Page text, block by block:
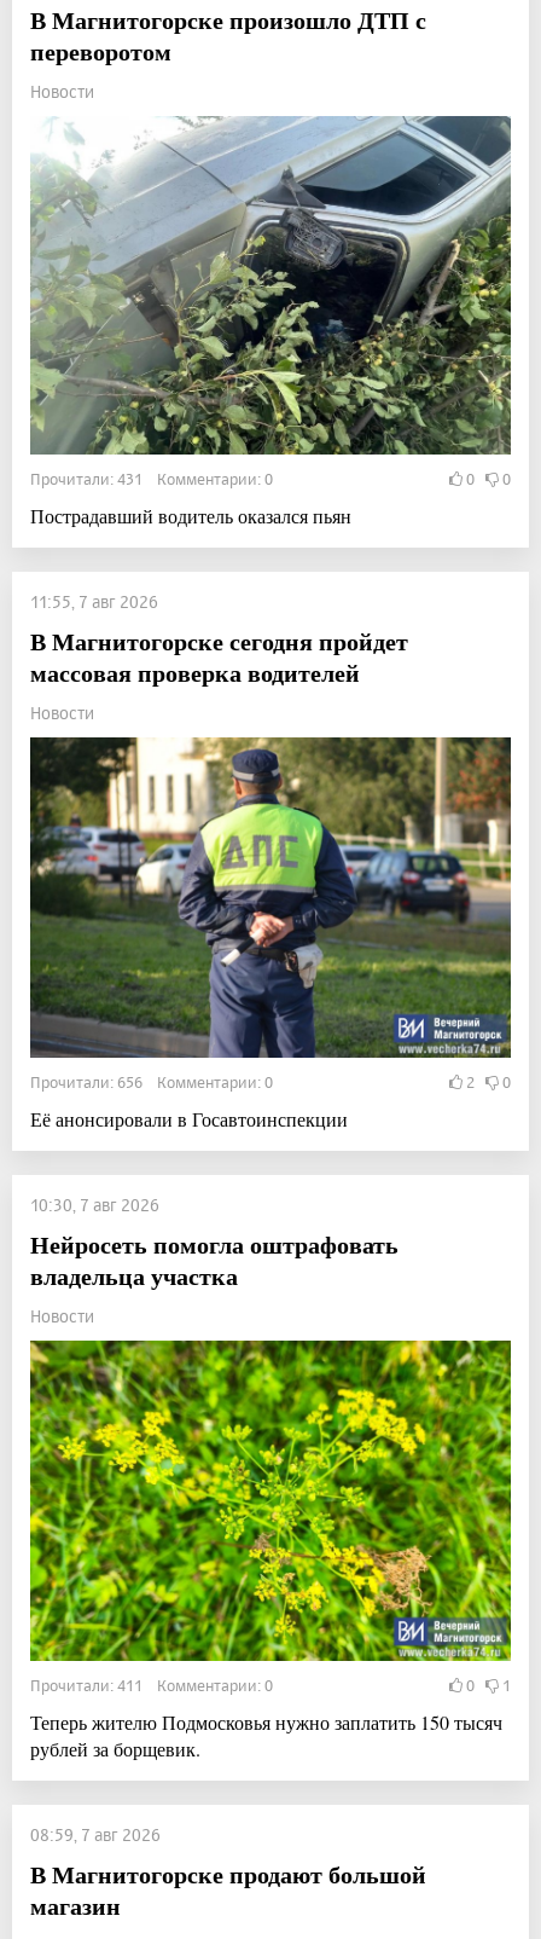
В Магнитогорске произошло ДТП с
переворотом
Новости
Прочитали: 431 Комментарии: 0 0 0
Пострадавший водитель оказался пьян
11:55, 7 авг 2026
В Магнитогорске сегодня пройдет
массовая проверка водителей
Новости
Прочитали: 656 Комментарии: 0 2 0
Её анонсировали в Госавтоинспекции
10:30, 7 авг 2026
Нейросеть помогла оштрафовать
владельца участка
Новости
Прочитали: 411 Комментарии: 0 0 1
Теперь жителю Подмосковья нужно заплатить 150 тысяч
рублей за борщевик.
08:59, 7 авг 2026
В Магнитогорске продают большой
магазин